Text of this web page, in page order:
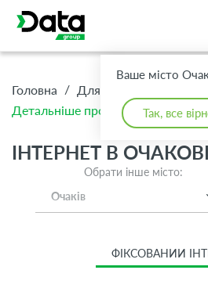
Ваше місто
Так, все
Головна / Для Дому
Детальніше про тариф Інтернет
ІНТЕРНЕТ В ОЧАКОВІ
Обрати інше місто:
Очаків
ФІКСОВАНИЙ